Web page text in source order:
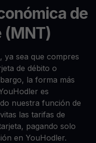
de
(MNT)
ya sea que compres
de débito o
la forma más
es
nuestra función de
las tarifas de
pagando solo
en YouHodler.